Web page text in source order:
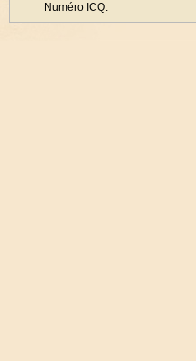
Numéro ICQ: